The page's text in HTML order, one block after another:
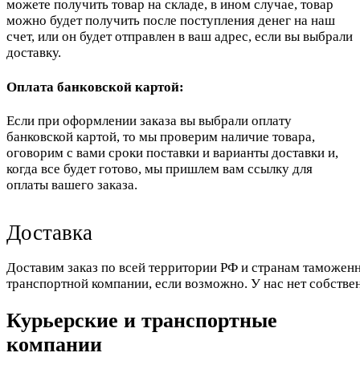
можете получить товар на складе, в ином случае, товар
можно будет получить после поступления денег на наш
счет, или он будет отправлен в ваш адрес, если вы выбрали
доставку.
Оплата банковской картой:
Если при оформлении заказа вы выбрали оплату
банковской картой, то мы проверим наличие товара,
оговорим с вами сроки поставки и варианты доставки и,
когда все будет готово, мы пришлем вам ссылку для
оплаты вашего заказа.
Доставка
Доставим заказ по всей территории РФ и странам
транспортной компании, если возможно. У нас нет
Курьерские и транспортные
компании